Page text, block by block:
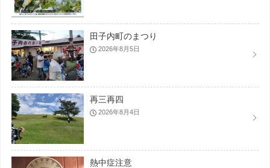
田子内町のまつり
2026年8月5日
再三再四
2026年8月4日
熱中症注意